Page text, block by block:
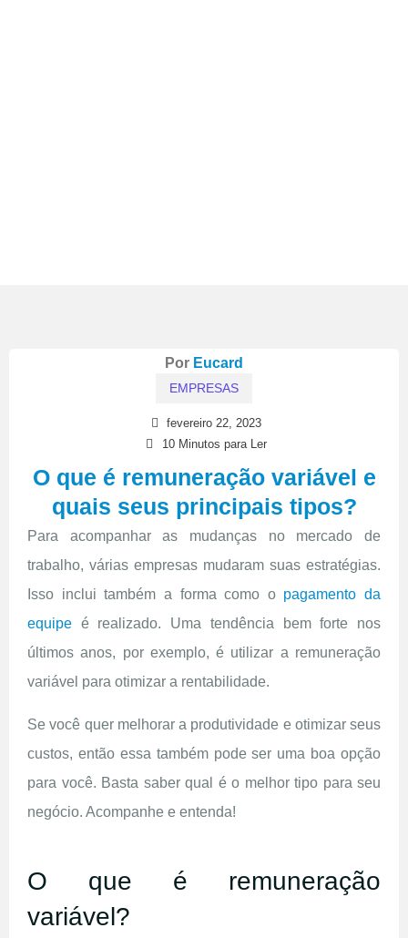
Por Eucard
EMPRESAS
fevereiro 22, 2023
10 Minutos para Ler
O que é remuneração variável e
quais seus principais tipos?
Para acompanhar as mudanças no mercado de
trabalho, várias empresas mudaram suas estratégias.
Isso inclui também a forma como o pagamento da
equipe é realizado. Uma tendência bem forte nos
últimos anos, por exemplo, é utilizar a remuneração
variável para otimizar a rentabilidade.
Se você quer melhorar a produtividade e otimizar seus
custos, então essa também pode ser uma boa opção
para você. Basta saber qual é o melhor tipo para seu
negócio. Acompanhe e entenda!
O que é remuneração
variável?